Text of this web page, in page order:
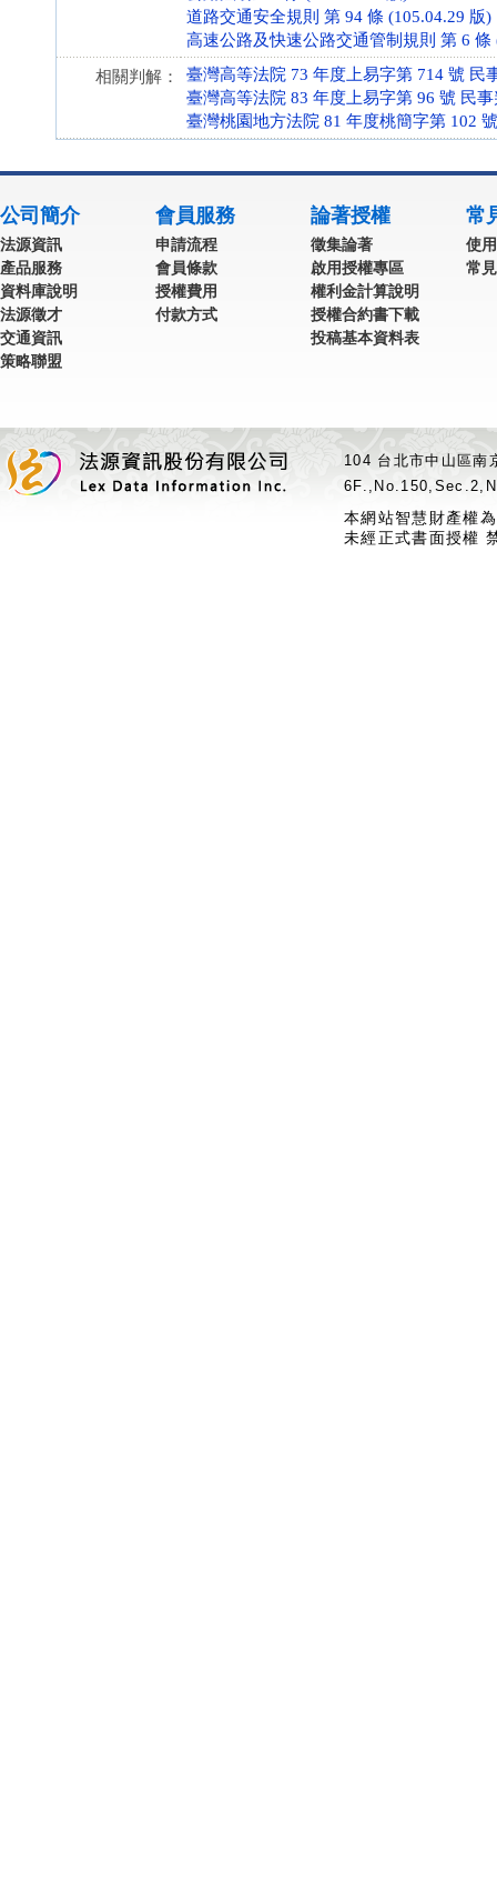
道路交通安全規則 第 94 條 (105.04.29 版)
高速公路及快速公路交通管制規則 第 6 條
相關判解：
臺灣高等法院 73 年度上易字第 714 號 民
臺灣高等法院 83 年度上易字第 96 號 民
臺灣桃園地方法院 81 年度桃簡字第 102
公司簡介
法源資訊
產品服務
資料庫說明
法源徵才
交通資訊
策略聯盟
會員服務
申請流程
會員條款
授權費用
付款方式
論著授權
徵集論著
啟用授權專區
權利金計算說明
授權合約書下載
投稿基本資料表
常
使
常
104 台北市中山區
本網站智慧財產權
未經正式書面授權